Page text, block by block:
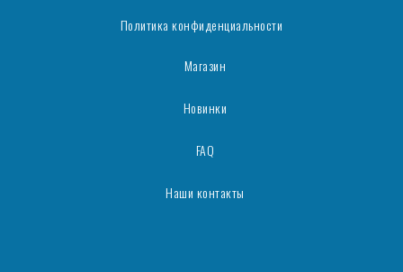
Политика конфиденциальности
Магазин
Новинки
FAQ
Наши контакты